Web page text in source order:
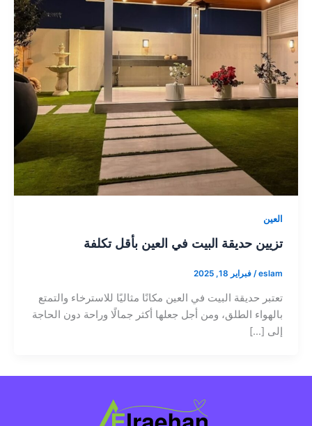
العين
تزيين حديقة البيت في العين بأقل تكلفة
eslam
/ فبراير 18, 2025
تعتبر حديقة البيت في العين مكانًا مثاليًا للاسترخاء والتمتع
بالهواء الطلق، ومن أجل جعلها أكثر جمالًا وراحة دون الحاجة
إلى […]